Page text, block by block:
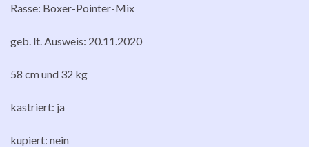
Rasse: Boxer-Pointer-Mix
geb. lt. Ausweis: 20.11.2020
58 cm und 32 kg
kastriert: ja
kupiert: nein